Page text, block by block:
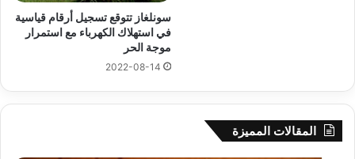
سونلغاز تتوقع تسجيل أرقام قياسية
في استهلاك الكهرباء مع استمرار
موجة الحر
2022-08-14
المقالات المميزة